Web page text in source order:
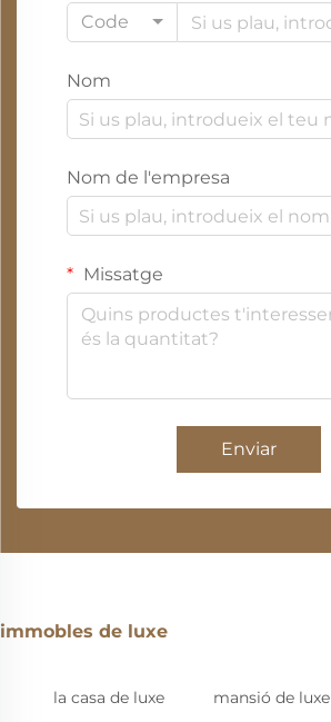
Code
Nom
Nom de l'empresa
Missatge
Enviar
immobles de luxe
la casa de luxe mansió de luxe